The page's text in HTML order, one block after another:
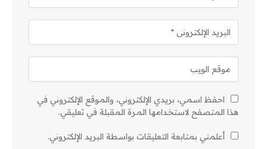
احفظ اسمي، بريدي الإلكتروني، والموقع الإلكتروني في
هذا المتصفح لاستخدامها المرة المقبلة في تعليقي.
أعلمني بمتابعة التعليقات بواسطة البريد الإلكتروني.